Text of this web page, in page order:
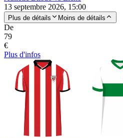
13 septembre 2026, 15:00
Plus de détails Moins de détails
De
79
€
Plus d'infos